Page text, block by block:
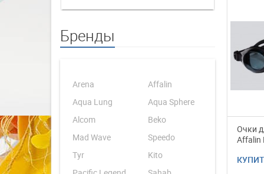
Бренды
Arena
Affalin
Aqua Lung
Aqua Sphere
Alcom
Beko
Mad Wave
Speedo
Tyr
Kito
Очки
Affalin